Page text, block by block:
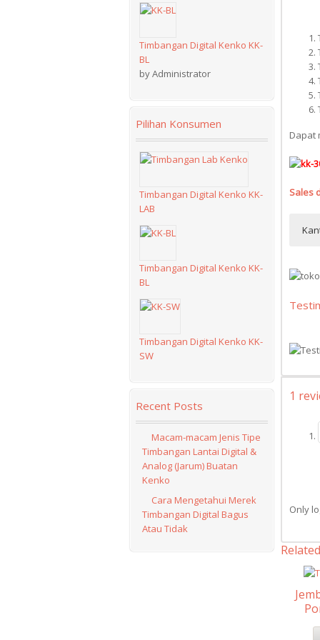
Dapat
Sales
Telp :
Email
Blok
Telp
Telp :
Email
Telp :
Email
Blok E
Telp :
Untuk
1
Only
Timbangan Digital Kenko KK-
BL
by Administrator
Pilihan Konsumen
Timbangan Digital Kenko KK-
LAB
Timbangan Digital Kenko KK-
BL
Timbangan Digital Kenko KK-
SW
Recent Posts
Macam-macam Jenis Tipe
Timbangan Lantai Digital &
Analog (Jarum) Buatan
Kenko
Cara Mengetahui Merek
Timbangan Digital Bagus
Atau Tidak